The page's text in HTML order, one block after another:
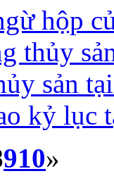
hộp
thủy
sản
kỷ lục
910»